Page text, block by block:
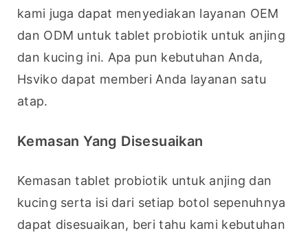
kami juga dapat menyediakan layanan OEM
dan ODM untuk tablet probiotik untuk anjing
dan kucing ini. Apa pun kebutuhan Anda,
Hsviko dapat memberi Anda layanan satu
atap.
Kemasan Yang Disesuaikan
Kemasan tablet probiotik untuk anjing dan
kucing serta isi dari setiap botol sepenuhnya
dapat disesuaikan, beri tahu kami kebutuhan